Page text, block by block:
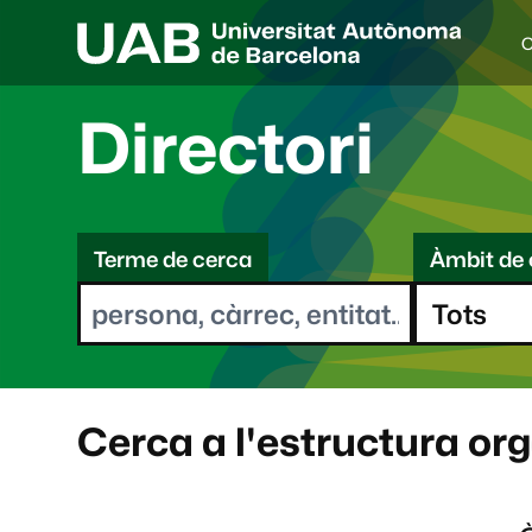
I
d
i
a
e
l
e
o
t
Directori
C
eTerme de cerca Àmbit de
Cerca a l'estructura